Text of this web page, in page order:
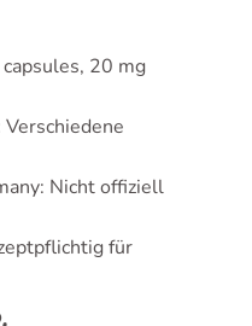
20 mg
Nicht offiziell
für